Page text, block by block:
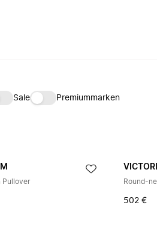
Sale Premiummarken
Pullover Round-
502 €